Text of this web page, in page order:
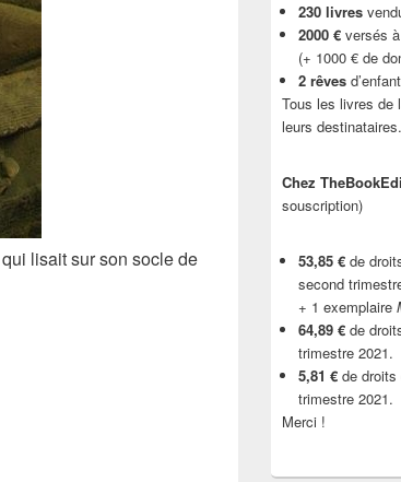
lisait sur son socle de
230 livres
2000 € versés
(+ 1000 € de
2 rêves
Tous les livres de
leurs destinataires.
Chez
souscription)
53,85 € de
second
+ 1 exemplaire
64,89 € de
trimestre 2021.
5,81 € de droits
trimestre 2021.
Merci !